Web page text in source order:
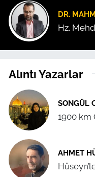
DR.
Hz.
Alıntı Yazarlar
SONGÜL
1900 km
AHMET